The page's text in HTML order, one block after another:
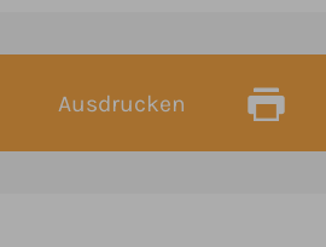
Ausdrucken